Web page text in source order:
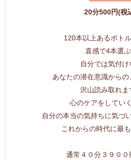
20分500円(税
120本以上あるボト
直感で4本選ぶ
自分では気付け
あなたの潜在意識から
沢山読み取れま
心のケアをしてい
自分の本当の気持ちに気づ
これからの時代に最
通常４０分３９００